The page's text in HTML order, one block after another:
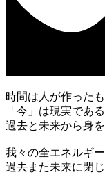
時間は人が作ったも
「今」は現実である
過去と未来から身
我々の全エネルギー
過去また未来に閉